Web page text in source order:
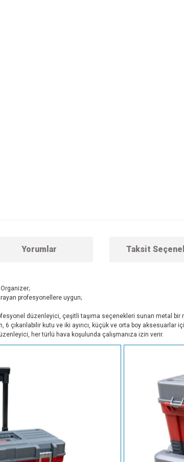
Yorumlar Taksit
Organizer;
profesyonellere uygun;
düzenleyici, çeşitli taşıma seçenekleri sunan metal bir
6 çıkarılabilir kutu ve iki ayırıcı, küçük ve orta boy aksesuarlar
her türlü hava koşulunda çalışmanıza izin verir.